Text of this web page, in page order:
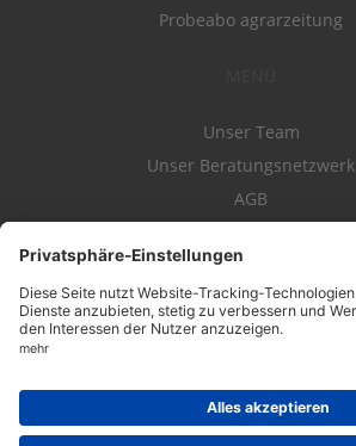
Probeabo agrarzeitung
Unser Team
Unser Beratungsnetzwerk
AGB
Datenschutz
Impressum
Kontakt